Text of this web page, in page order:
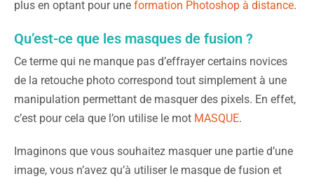
plus en optant pour une formation Photoshop à distance.
Qu’est-ce que les masques de fusion ?
Ce terme qui ne manque pas d’effrayer certains novices
de la retouche photo correspond tout simplement à une
manipulation permettant de masquer des pixels. En effet,
c’est pour cela que l’on utilise le mot MASQUE.
Imaginons que vous souhaitez masquer une partie d’une
image, vous n’avez qu’à utiliser le masque de fusion et